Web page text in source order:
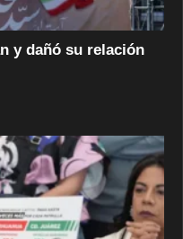
y dañó su relación